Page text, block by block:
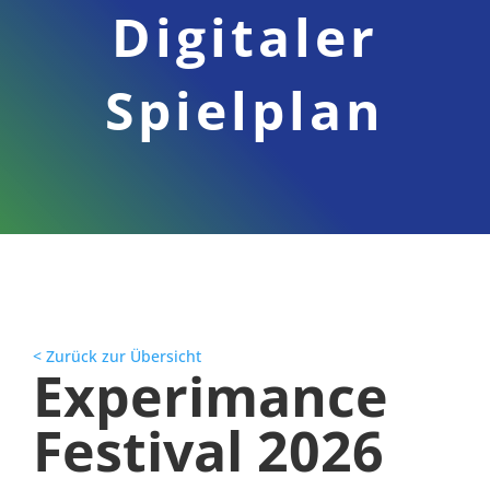
Digitaler
Spielplan
< Zurück zur Übersicht
Experimance
Festival 2026